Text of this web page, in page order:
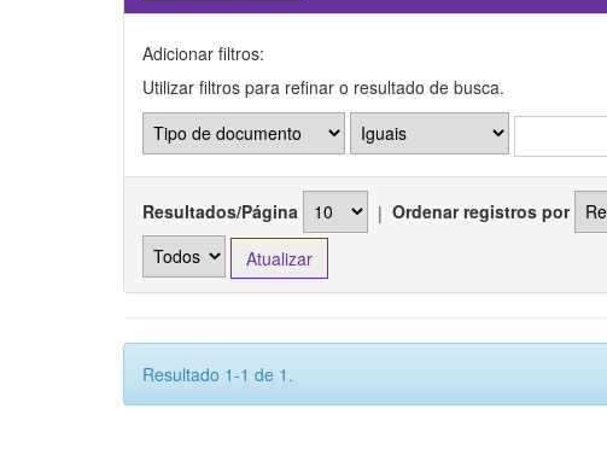
Adicionar filtros:
Utilizar filtros para refinar o resultado de busca.
Resultados/Página | Ordenar registros por
Resultado 1-1 de 1.